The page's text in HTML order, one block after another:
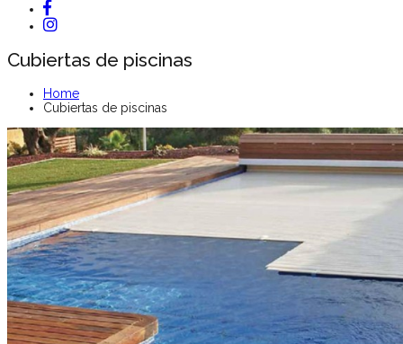
Cubiertas de piscinas
Home
Cubiertas de piscinas